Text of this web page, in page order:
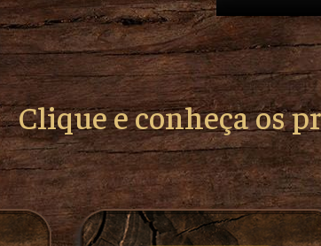
Clique e conheça os